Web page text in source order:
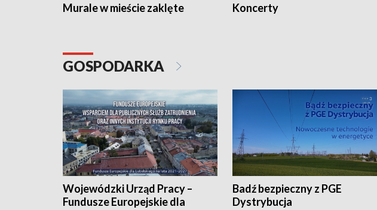
Murale w mieście zaklęte Koncerty
GOSPODARKA
Wojewódzki Urząd Pracy –
Fundusze Europejskie dla
Badź bezpieczny z PGE
Dystrybucja